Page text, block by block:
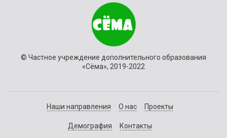
© Частное учреждение дополнительного образования
«Сёма», 2019-2022
Наши направления О нас Проекты
Демография Контакты